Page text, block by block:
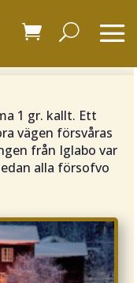
1 gr. kallt. Ett
vägen försvåras
från Iglabo var
alla försofvo